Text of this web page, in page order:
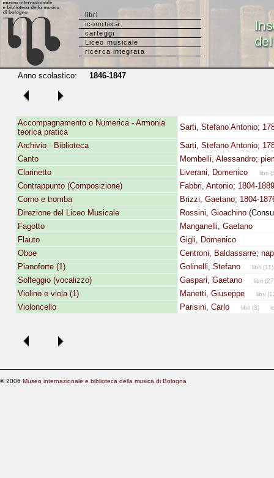
libri
iconoteca
carteggi
Liceo musicale
ricerca integrata
Anno scolastico: 1846-1847
Accompagnamento o Numerica - Armonia
teorica pratica
Sarti, Stefano Antonio;
Archivio - Biblioteca
Sarti, Stefano Antonio;
Canto
Mombelli, Alessandro;
Clarinetto
Liverani, Domenico libri
Contrappunto (Composizione)
Fabbri, Antonio; 1804-1889
Corno e tromba
Brizzi, Gaetano; 1804-
Direzione del Liceo Musicale
Rossini, Gioachino
Fagotto
Manganelli, Gaetano
Flauto
Gigli, Domenico
Oboe
Centroni, Baldassarre;
Pianoforte (1)
Golinelli, Stefano libri
Solfeggio (vocalizzo) Gaspari, Gaetano libri
Violino e viola (1) Manetti, Giuseppe libri
Violoncello Parisini, Carlo libri (3)
© 2006 Museo internazionale e biblioteca della musica di Bologna